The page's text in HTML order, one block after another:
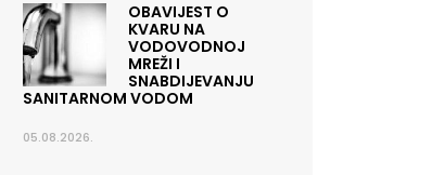
OBAVIJEST O
KVARU NA
VODOVODNOJ
MREŽI I
SNABDIJEVANJU
SANITARNOM VODOM
05.08.2026.